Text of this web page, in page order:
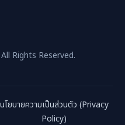
Rights Reserved.
นโยบายความเป็นส่วนตัว (Privacy
Policy)